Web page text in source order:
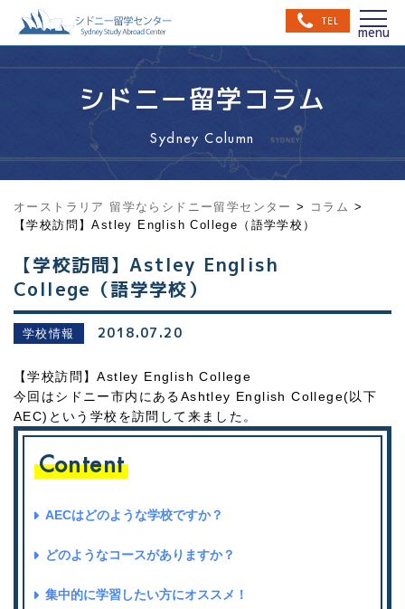
TEL
シドニー留学コラム
Sydney Column
オーストラリア 留学ならシドニー留学センター > コラム >
【学校訪問】Astley English College（語学学校）
【学校訪問】Astley English
College（語学学校）
学校情報 2018.07.20
【学校訪問】Astley English College
今回はシドニー市内にあるAshtley English College(以下
AEC)という学校を訪問して来ました。
Content
AECはどのような学校ですか？
どのようなコースがありますか？
集中的に学習したい方にオススメ！